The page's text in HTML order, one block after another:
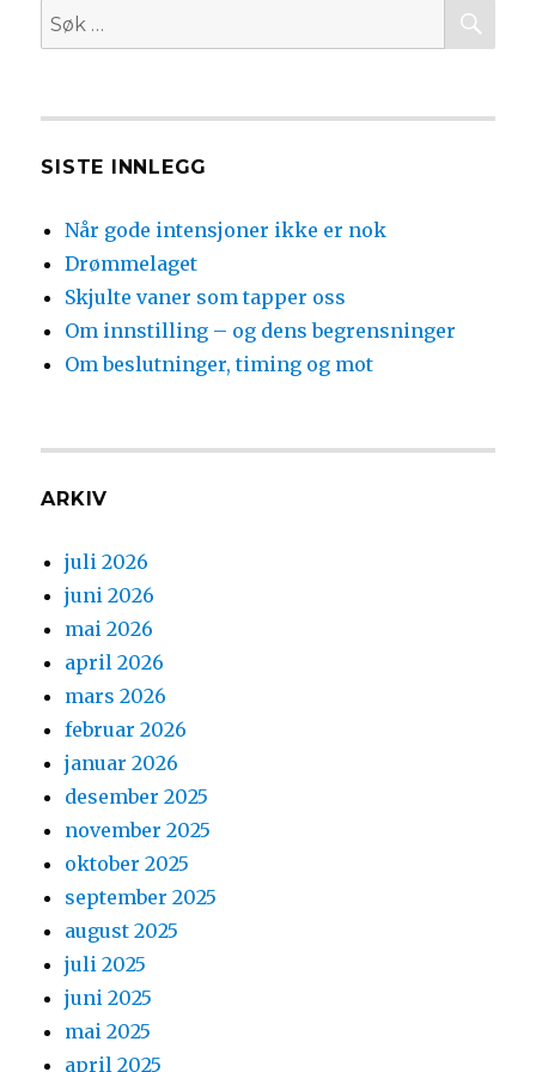
Søk
etter:
SISTE INNLEGG
Når gode intensjoner ikke er nok
Drømmelaget
Skjulte vaner som tapper oss
Om innstilling – og dens begrensninger
Om beslutninger, timing og mot
ARKIV
juli 2026
juni 2026
mai 2026
april 2026
mars 2026
februar 2026
januar 2026
desember 2025
november 2025
oktober 2025
september 2025
august 2025
juli 2025
juni 2025
mai 2025
april 2025